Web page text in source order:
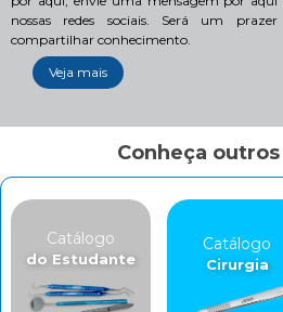
nossas redes sociais. Será um
compartilhar conhecimento.
Veja mais
Conheça
Catálogo
do Estudante
Catálogo
Cirurgia